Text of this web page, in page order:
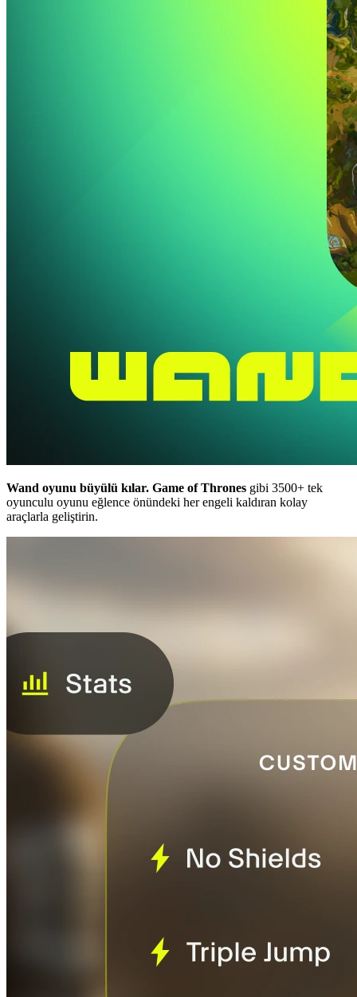
Wand oyunu büyülü kılar. Game of Thrones gibi 3500+ tek
oyunculu oyunu eğlence önündeki her engeli kaldıran kolay
araçlarla geliştirin.